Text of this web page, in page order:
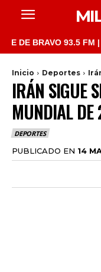
93.5 FM |
Inicio Deportes
IRÁN SIGUE
MUNDIAL
DEPORTES
PUBLICADO EN 14